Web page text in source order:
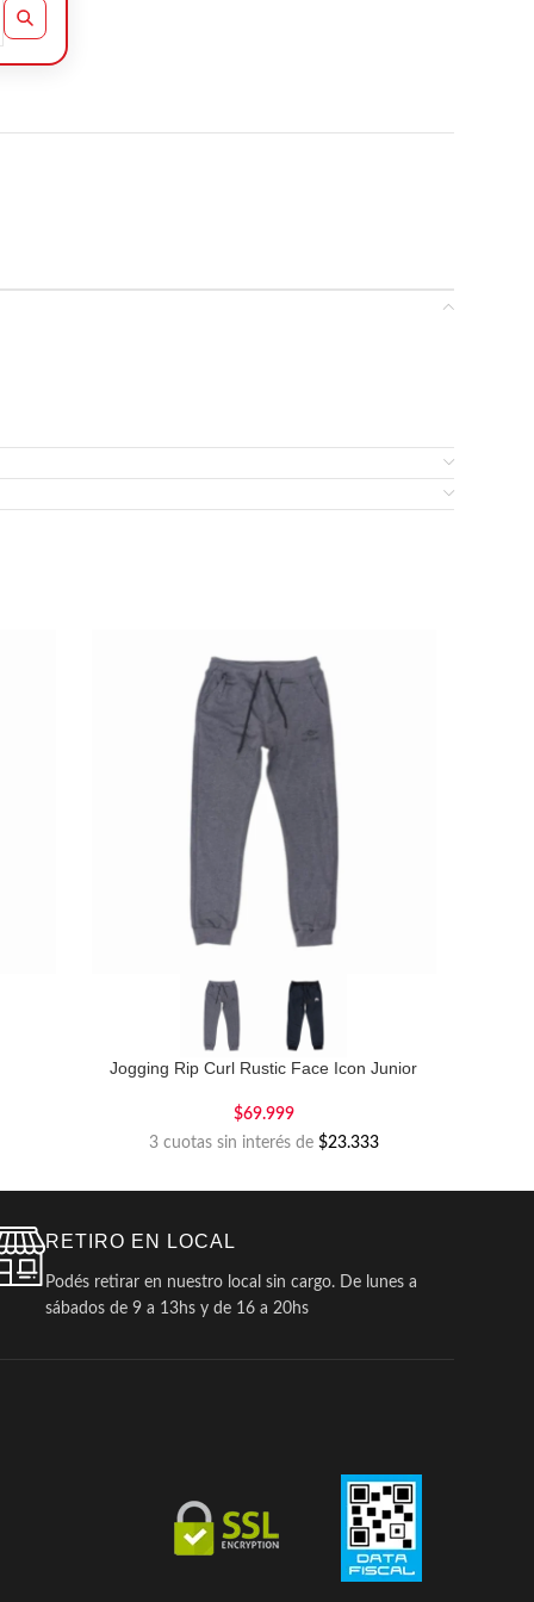
Jogging Rip Curl Rustic Face Icon Junior
$69.999
3 cuotas sin interés de $23.333
RETIRO EN LOCAL
Podés retirar en nuestro local sin cargo. De lunes a
sábados de 9 a 13hs y de 16 a 20hs